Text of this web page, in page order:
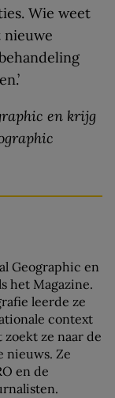
Wie weet
en krijg
Geographic en
het Magazine.
leerde ze
context
ze naar de
nieuws. Ze
en de